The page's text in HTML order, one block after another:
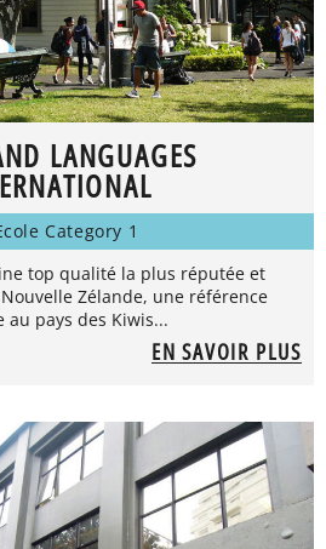
LANGUAGES
Category 1
top qualité la plus réputée et
Zélande, une référence
au pays des Kiwis...
EN SAVOIR PLUS